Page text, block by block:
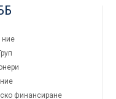
ние
финансиране